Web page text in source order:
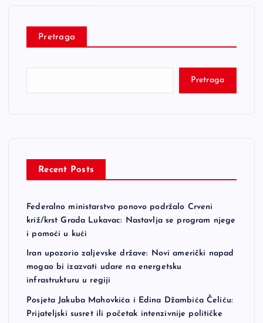
Pretraga
Pretraga
Recent Posts
Federalno ministarstvo ponovo podržalo Crveni
križ/krst Grada Lukavac: Nastavlja se program njege
i pomoći u kući
Iran upozorio zaljevske države: Novi američki napad
mogao bi izazvati udare na energetsku
infrastrukturu u regiji
Posjeta Jakuba Mahovkića i Edina Džambića Čeliću:
Prijateljski susret ili početak intenzivnije političke